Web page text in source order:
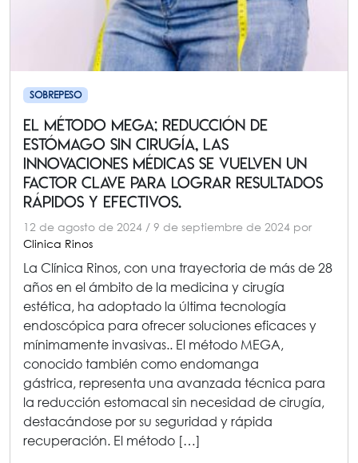
SOBREPESO
El método MEGA; reducción DE
estómago sin cirugía, las
innovaciones médicas se vuelven un
factor clave para lograr resultados
rápidos y efectivos.
12 de agosto de 2024 / 9 de septiembre de 2024 por
Clinica Rinos
La Clínica Rinos, con una trayectoria de más de 28
años en el ámbito de la medicina y cirugía
estética, ha adoptado la última tecnología
endoscópica para ofrecer soluciones eficaces y
mínimamente invasivas.. El método MEGA,
conocido también como endomanga
gástrica, representa una avanzada técnica para
la reducción estomacal sin necesidad de cirugía,
destacándose por su seguridad y rápida
recuperación. El método […]